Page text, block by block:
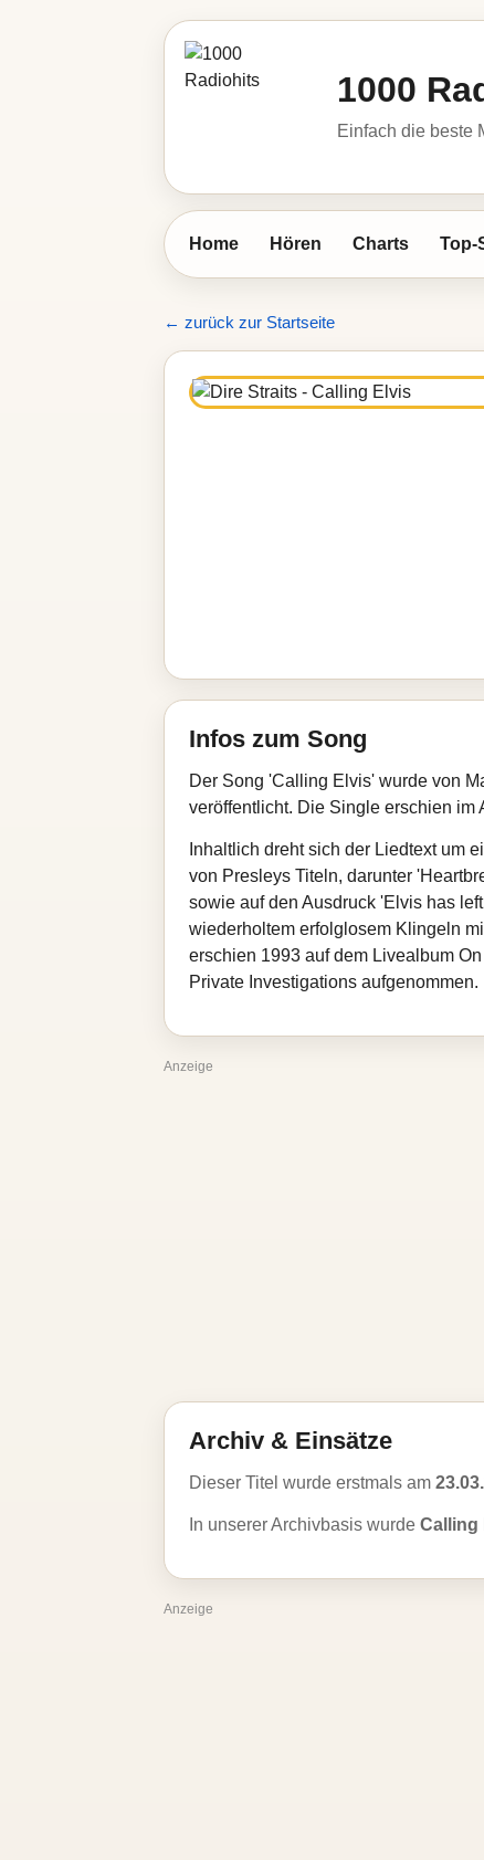
1000
Einfach die beste
Home Hören Charts Top-
← zurück zur Startseite
Infos zum Song
Der Song 'Calling Elvis' wurde von
veröffentlicht. Die Single erschien im
Inhaltlich dreht sich der Liedtext um
von Presleys Titeln, darunter
sowie auf den Ausdruck 'Elvis has
wiederholtem erfolglosem Klingeln
erschien 1993 auf dem Livealbum
Private Investigations aufgenommen.
Anzeige
Archiv & Einsätze
Dieser Titel wurde erstmals am
In unserer Archivbasis wurde Calling
Anzeige